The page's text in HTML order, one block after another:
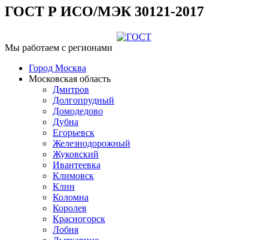
ГОСТ Р ИСО/МЭК 30121-2017
Мы работаем с регионами
Город Москва
Московская область
Дмитров
Долгопрудный
Домодедово
Дубна
Егорьевск
Железнодорожный
Жуковский
Ивантеевка
Климовск
Клин
Коломна
Королев
Красногорск
Лобня